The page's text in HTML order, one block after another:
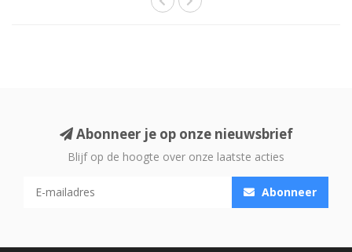
Abonneer je op onze nieuwsbrief
Blijf op de hoogte over onze laatste acties
Abonneer